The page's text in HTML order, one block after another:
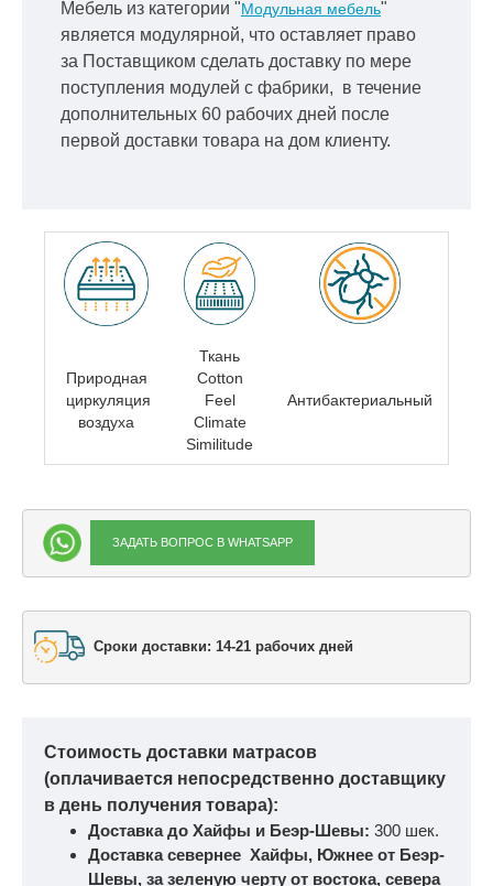
Мебель из категории "Модульная мебель"
является модулярной, что оставляет право
за Поставщиком сделать доставку по мере
поступления модулей с фабрики, в течение
дополнительных 60 рабочих дней после
первой доставки товара на дом клиенту.
Природная
циркуляция
воздуха
Ткань
Cotton
Feel
Climate
Similitude
Антибактериальный
ЗАДАТЬ ВОПРОС В WHATSAPP
Сроки доставки: 14-21 рабочих дней
Стоимость доставки матрасов
(оплачивается непосредственно доставщику
в день получения товара):
Доставка до Хайфы и Беэр-Шевы: 300 шек.
Доставка севернее Хайфы, Южнее от Беэр-
Шевы, за зеленую черту от востока, севера